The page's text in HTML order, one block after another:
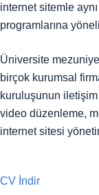
internet sitemle
programlarına
Üniversite
birçok kurumsal
kuruluşunun iletişim
video düzenleme,
internet sitesi
CV İndir